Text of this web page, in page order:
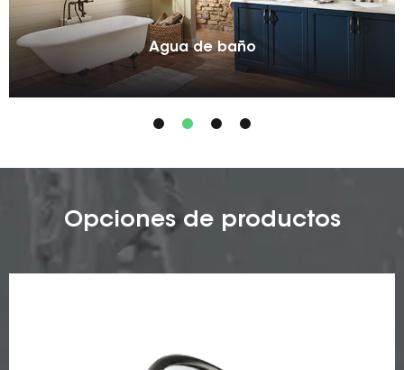
Agua de baño
Opciones de productos